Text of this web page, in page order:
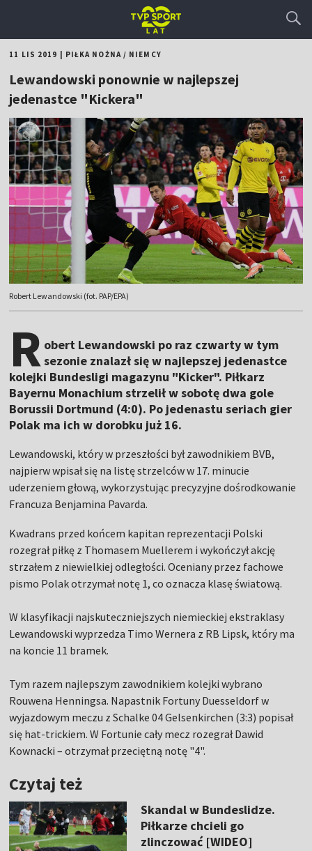
11 LIS 2019 PIŁKA NOŻNA/ NIEMCY
Lewandowski ponownie w najlepszej
jedenastce "Kickera"
Robert Lewandowski (fot. PAP/EPA)
R obert Lewandowski po raz czwarty w tym
sezonie znalazł się w najlepszej jedenastce
kolejki Bundesligi magazynu "Kicker". Piłkarz
Bayernu Monachium strzelił w sobotę dwa gole
Borussii Dortmund (4:0). Po jedenastu seriach gier
Polak ma ich w dorobku już 16.
Lewandowski, który w przeszłości był zawodnikiem BVB,
najpierw wpisał się na listę strzelców w 17. minucie
uderzeniem głową, wykorzystując precyzyjne dośrodkowanie
Francuza Benjamina Pavarda.
Kwadrans przed końcem kapitan reprezentacji Polski
rozegrał piłkę z Thomasem Muellerem i wykończył akcję
strzałem z niewielkiej odległości. Oceniany przez fachowe
pismo Polak otrzymał notę 1, co oznacza klasę światową.
W klasyfikacji najskuteczniejszych niemieckiej ekstraklasy
Lewandowski wyprzedza Timo Wernera z RB Lipsk, który ma
na koncie 11 bramek.
Tym razem najlepszym zawodnikiem kolejki wybrano
Rouwena Henningsa. Napastnik Fortuny Duesseldorf w
wyjazdowym meczu z Schalke 04 Gelsenkirchen (3:3) popisał
się hat-trickiem. W Fortunie cały mecz rozegrał Dawid
Kownacki – otrzymał przeciętną notę "4".
Czytaj też
Skandal w Bundeslidze.
Piłkarze chcieli go
zlinczować [WIDEO]